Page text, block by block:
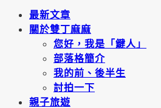
最新文章
關於雙丁麻麻
您好，我是「鍵人」
部落格簡介
我的前、後半生
討拍一下
親子旅遊